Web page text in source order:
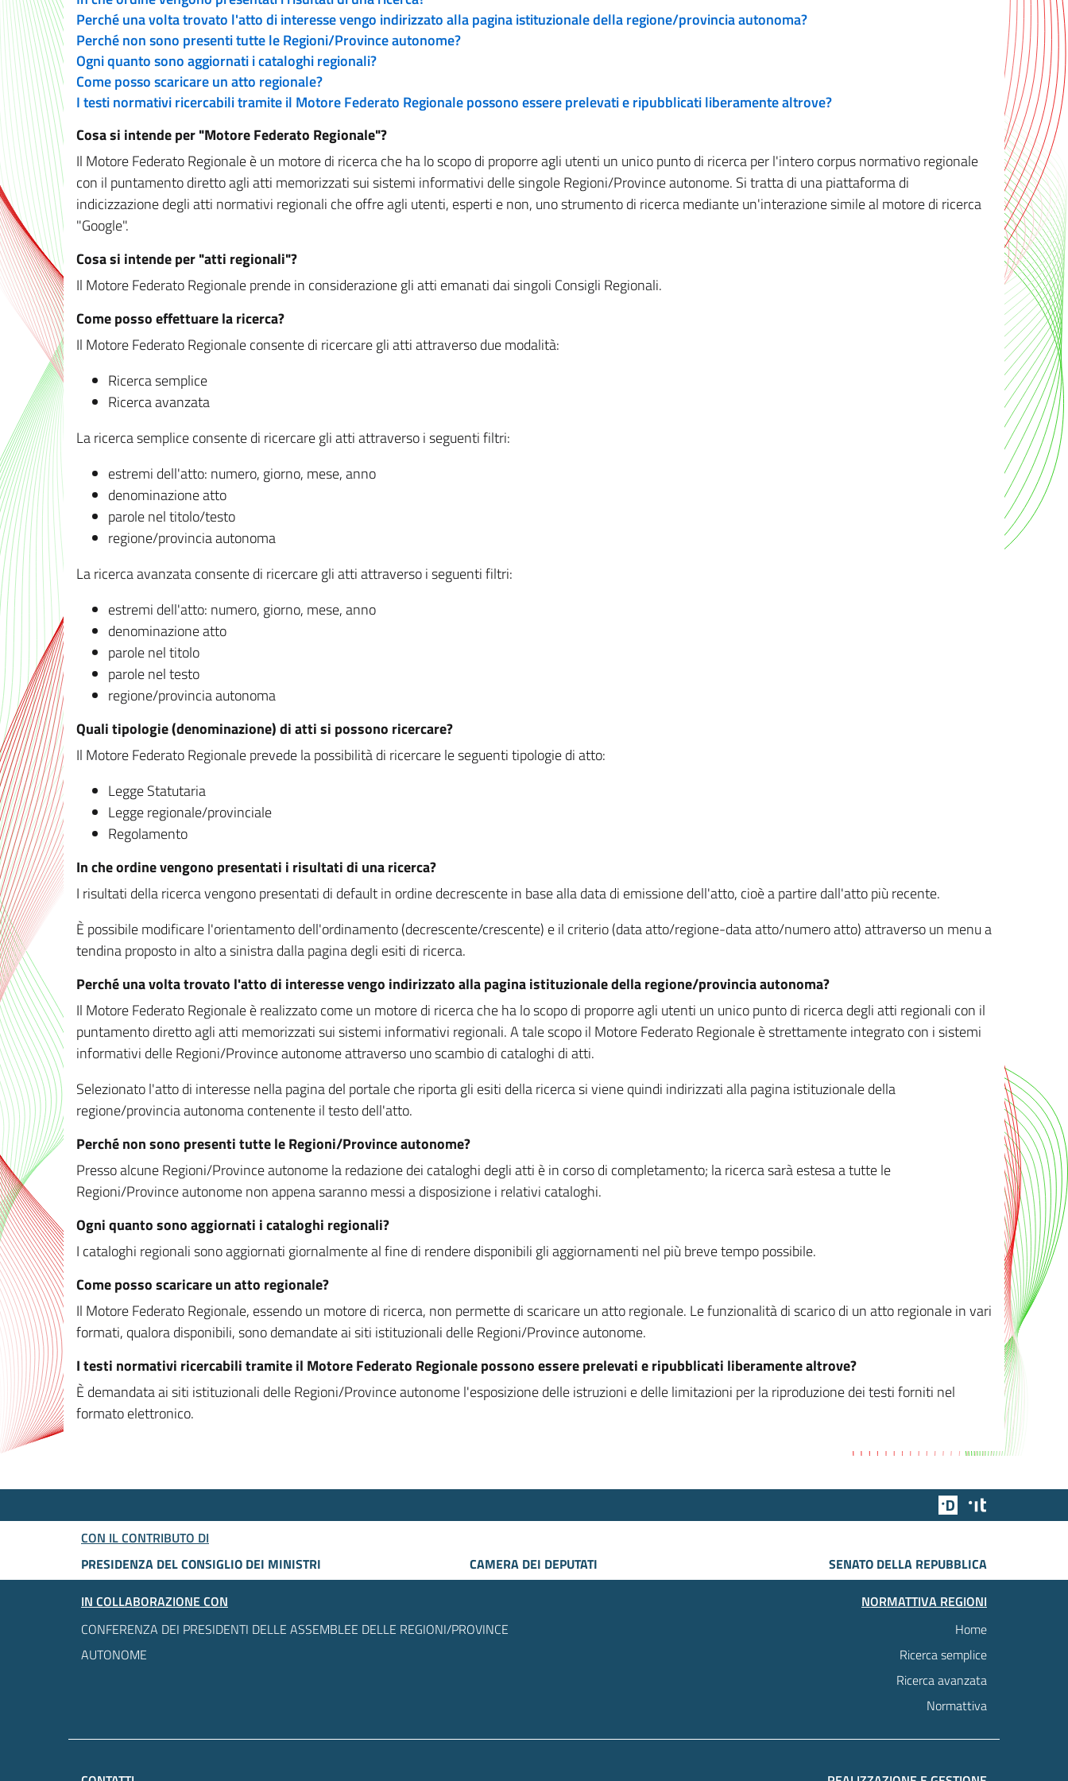
Perché una volta trovato l'atto di interesse vengo indirizzato alla pagina istituzionale della regione/provincia autonoma?
Perché non sono presenti tutte le Regioni/Province autonome?
Ogni quanto sono aggiornati i cataloghi regionali?
Come posso scaricare un atto regionale?
I testi normativi ricercabili tramite il Motore Federato Regionale possono essere prelevati e ripubblicati liberamente altrove?
Cosa si intende per "Motore Federato Regionale"?
Il Motore Federato Regionale è un motore di ricerca che ha lo scopo di proporre agli utenti un unico punto di ricerca per l'intero corpus normativo regionale
con il puntamento diretto agli atti memorizzati sui sistemi informativi delle singole Regioni/Province autonome. Si tratta di una piattaforma di
indicizzazione degli atti normativi regionali che offre agli utenti, esperti e non, uno strumento di ricerca mediante un'interazione simile al motore di ricerca
"Google".
Cosa si intende per "atti regionali"?
Il Motore Federato Regionale prende in considerazione gli atti emanati dai singoli Consigli Regionali.
Come posso effettuare la ricerca?
Il Motore Federato Regionale consente di ricercare gli atti attraverso due modalità:
Ricerca semplice
Ricerca avanzata
La ricerca semplice consente di ricercare gli atti attraverso i seguenti filtri:
estremi dell'atto: numero, giorno, mese, anno
denominazione atto
parole nel titolo/testo
regione/provincia autonoma
La ricerca avanzata consente di ricercare gli atti attraverso i seguenti filtri:
estremi dell'atto: numero, giorno, mese, anno
denominazione atto
parole nel titolo
parole nel testo
regione/provincia autonoma
Quali tipologie (denominazione) di atti si possono ricercare?
Il Motore Federato Regionale prevede la possibilità di ricercare le seguenti tipologie di atto:
Legge Statutaria
Legge regionale/provinciale
Regolamento
In che ordine vengono presentati i risultati di una ricerca?
I risultati della ricerca vengono presentati di default in ordine decrescente in base alla data di emissione dell'atto, cioè a partire dall'atto più recente.
È possibile modificare l'orientamento dell'ordinamento (decrescente/crescente) e il criterio (data atto/regione-data atto/numero atto) attraverso un menu a
tendina proposto in alto a sinistra dalla pagina degli esiti di ricerca.
Perché una volta trovato l'atto di interesse vengo indirizzato alla pagina istituzionale della regione/provincia autonoma?
Il Motore Federato Regionale è realizzato come un motore di ricerca che ha lo scopo di proporre agli utenti un unico punto di ricerca degli atti regionali con il
puntamento diretto agli atti memorizzati sui sistemi informativi regionali. A tale scopo il Motore Federato Regionale è strettamente integrato con i sistemi
informativi delle Regioni/Province autonome attraverso uno scambio di cataloghi di atti.
Selezionato l'atto di interesse nella pagina del portale che riporta gli esiti della ricerca si viene quindi indirizzati alla pagina istituzionale della
regione/provincia autonoma contenente il testo dell'atto.
Perché non sono presenti tutte le Regioni/Province autonome?
Presso alcune Regioni/Province autonome la redazione dei cataloghi degli atti è in corso di completamento; la ricerca sarà estesa a tutte le
Regioni/Province autonome non appena saranno messi a disposizione i relativi cataloghi.
Ogni quanto sono aggiornati i cataloghi regionali?
I cataloghi regionali sono aggiornati giornalmente al fine di rendere disponibili gli aggiornamenti nel più breve tempo possibile.
Come posso scaricare un atto regionale?
Il Motore Federato Regionale, essendo un motore di ricerca, non permette di scaricare un atto regionale. Le funzionalità di scarico di un atto regionale in vari
formati, qualora disponibili, sono demandate ai siti istituzionali delle Regioni/Province autonome.
I testi normativi ricercabili tramite il Motore Federato Regionale possono essere prelevati e ripubblicati liberamente altrove?
È demandata ai siti istituzionali delle Regioni/Province autonome l'esposizione delle istruzioni e delle limitazioni per la riproduzione dei testi forniti nel
formato elettronico.
Team Digitale
CON IL CONTRIBUTO DI
PRESIDENZA DEL CONSIGLIO DEI MINISTRI
CAMERA DEI DEPUTATI
SENATO DELLA REPUBBLICA
IN COLLABORAZIONE CON
CONFERENZA DEI PRESIDENTI DELLE ASSEMBLEE DELLE REGIONI/PROVINCE
AUTONOME
NORMATTIVA REGIONI
Home
Ricerca semplice
Ricerca avanzata
Normattiva